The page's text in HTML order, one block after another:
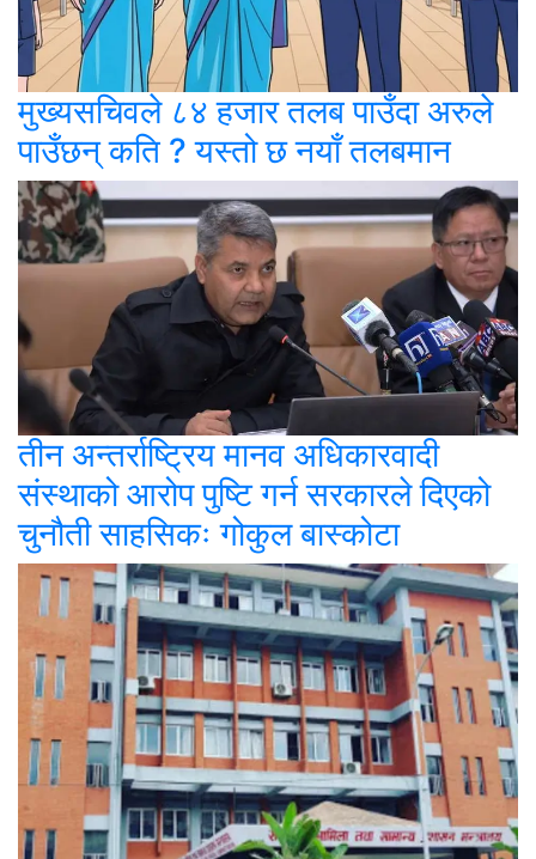
मुख्यसचिवले ८४ हजार तलब पाउँदा अरुले
पाउँछन् कति ? यस्तो छ नयाँ तलबमान
तीन अन्तर्राष्ट्रिय मानव अधिकारवादी
संस्थाको आरोप पुष्टि गर्न सरकारले दिएको
चुनौती साहसिकः गोकुल बास्कोटा